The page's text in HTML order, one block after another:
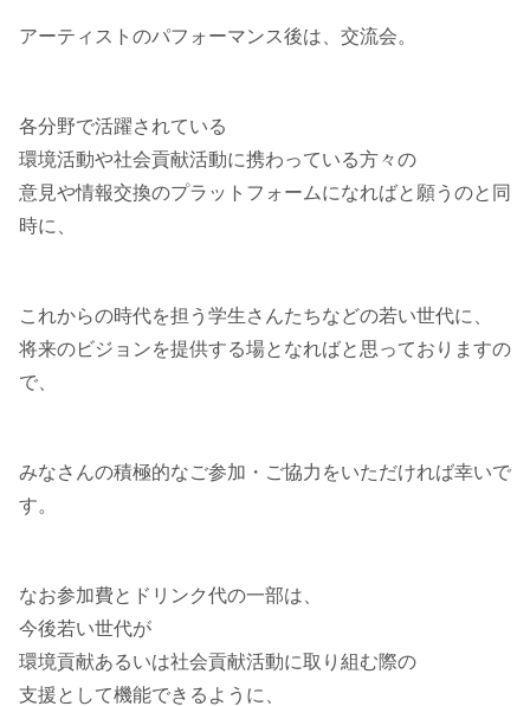
アーティストのパフォーマンス後は、交流会。
各分野で活躍されている
環境活動や社会貢献活動に携わっている方々の
意見や情報交換のプラットフォームになればと願うのと同
時に、
これからの時代を担う学生さんたちなどの若い世代に、
将来のビジョンを提供する場となればと思っておりますの
で、
みなさんの積極的なご参加・ご協力をいただければ幸いで
す。
なお参加費とドリンク代の一部は、
今後若い世代が
環境貢献あるいは社会貢献活動に取り組む際の
支援として機能できるように、